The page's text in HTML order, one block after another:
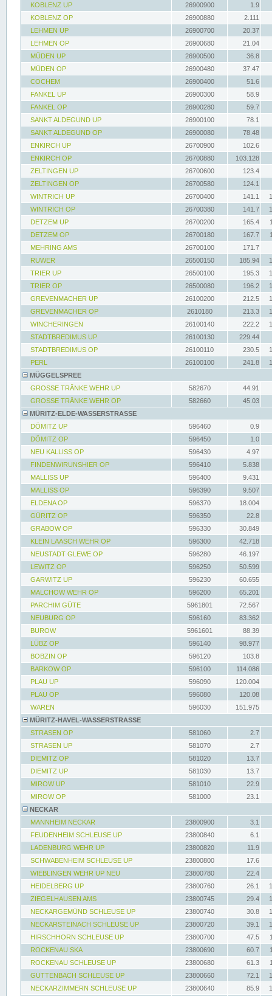
KOBLENZ UP
26900900
1.9
KOBLENZ OP
26900880
2.111
LEHMEN UP
26900700
20.37
LEHMEN OP
26900680
21.04
MÜDEN UP
26900500
36.8
MÜDEN OP
26900480
37.47
COCHEM
26900400
51.6
FANKEL UP
26900300
58.9
FANKEL OP
26900280
59.7
SANKT ALDEGUND UP
26900100
78.1
SANKT ALDEGUND OP
26900080
78.48
ENKIRCH UP
26700900
102.6
ENKIRCH OP
26700880
103.128
ZELTINGEN UP
26700600
123.4
ZELTINGEN OP
26700580
124.1
WINTRICH UP
26700400 141.1
WINTRICH OP
26700380 141.7
DETZEM UP
26700200 165.4
DETZEM OP
26700180 167.7
MEHRING AMS
26700100
171.7
RUWER
26500150 185.94
TRIER UP
26500100 195.3
TRIER OP
26500080 196.2
GREVENMACHER UP
26100200 212.5
GREVENMACHER OP
2610180 213.3
WINCHERINGEN
26100140 222.2
STADTBREDIMUS UP
26100130
229.44
STADTBREDIMUS OP
26100110 230.5
PERL
26100100 241.8
MÜGGELSPREE
GROSSE TRÄNKE WEHR UP
582670
44.91
GROSSE TRÄNKE WEHR OP
582660
45.03
MÜRITZ-ELDE-WASSERSTRASSE
DÖMITZ UP
596460
0.9
DÖMITZ OP
596450
1.0
NEU KALLISS OP
596430
4.97
FINDENWIRUNSHIER OP
596410
5.838
MALLISS UP
596400
9.431
MALLISS OP
596390
9.507
ELDENA OP
596370
18.004
GÜRITZ OP
596350
22.8
GRABOW OP
596330
30.849
KLEIN LAASCH WEHR OP
596300
42.718
NEUSTADT GLEWE OP
596280
46.197
LEWITZ OP
596250
50.599
GARWITZ UP
596230
60.655
MALCHOW WEHR OP
596200
65.201
PARCHIM GÜTE
5961801
72.567
NEUBURG OP
596160
83.362
BUROW
5961601
88.39
LÜBZ OP
596140
98.977
BOBZIN OP
596120
103.8
BARKOW OP
596100
114.086
PLAU UP
596090
120.004
PLAU OP
596080
120.08
WAREN
596030
151.975
MÜRITZ-HAVEL-WASSERSTRASSE
STRASEN OP
581060
2.7
STRASEN UP
581070
2.7
DIEMITZ OP
581020
13.7
DIEMITZ UP
581030
13.7
MIROW UP
581010
22.9
MIROW OP
581000
23.1
NECKAR
MANNHEIM NECKAR
23800900
3.1
FEUDENHEIM SCHLEUSE UP
23800840
6.1
LADENBURG WEHR UP
23800820
11.9
SCHWABENHEIM SCHLEUSE UP
23800800
17.6
WIEBLINGEN WEHR UP NEU
23800780
22.4
HEIDELBERG UP
23800760 26.1
ZIEGELHAUSEN AMS
23800745 29.4
NECKARGEMÜND SCHLEUSE UP
23800740 30.8
NECKARSTEINACH SCHLEUSE UP
23800720 39.1
HIRSCHHORN SCHLEUSE UP
23800700 47.5
ROCKENAU SKA
23800690 60.7
ROCKENAU SCHLEUSE UP
23800680 61.3
GUTTENBACH SCHLEUSE UP
23800660 72.1
NECKARZIMMERN SCHLEUSE UP
23800640 85.9